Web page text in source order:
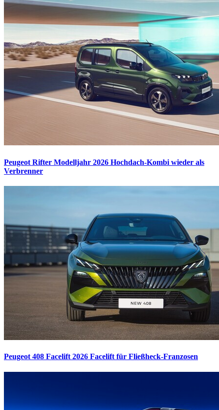
Peugeot Rifter Modelljahr 2026 Hochdach-Kombi wieder als
Verbrenner
Peugeot 408 Facelift 2026 Facelift für Fließheck-Franzosen